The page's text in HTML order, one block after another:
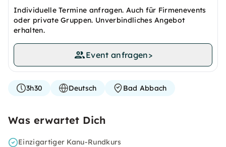
Individuelle Termine anfragen. Auch für Firmenevents
oder private Gruppen. Unverbindliches Angebot
erhalten.
Event anfragen>
3h30 Deutsch Bad Abbach
Was erwartet Dich
Einzigartiger Kanu-Rundkurs